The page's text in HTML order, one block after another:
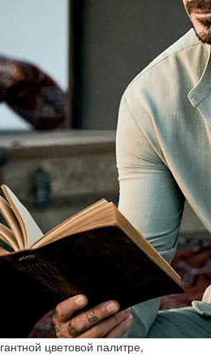
цветовой палитре,